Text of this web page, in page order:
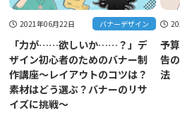
2021年06月22日 バナーデザイン
「力が……欲しいか……？」デ
ザイン初心者のためのバナー制
作講座〜レイアウトのコツは？
素材はどう選ぶ？バナーのリサ
イズに挑戦〜
予
告
法